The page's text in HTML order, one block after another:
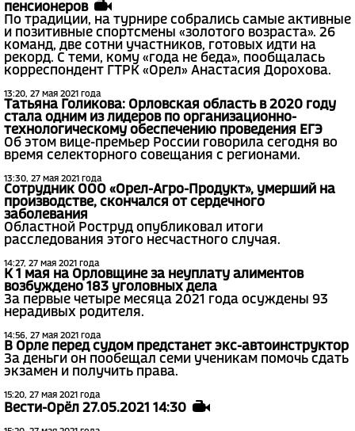
пенсионеров
По традиции, на турнире собрались самые активные
и позитивные спортсмены «золотого возраста». 26
команд, две сотни участников, готовых идти на
рекорд. С теми, кому «года не беда», пообщалась
корреспондент ГТРК «Орел» Анастасия Дорохова.
13:20, 27 мая 2021 года
Татьяна Голикова: Орловская область в 2020 году
стала одним из лидеров по организационно-
технологическому обеспечению проведения ЕГЭ
Об этом вице-премьер России говорила сегодня во
время селекторного совещания с регионами.
13:30, 27 мая 2021 года
Сотрудник ООО «Орел-Агро-Продукт», умерший на
производстве, скончался от сердечного
заболевания
Областной Роструд опубликовал итоги
расследования этого несчастного случая.
14:27, 27 мая 2021 года
К 1 мая на Орловщине за неуплату алиментов
возбуждено 183 уголовных дела
За первые четыре месяца 2021 года осуждены 93
нерадивых родителя.
14:56, 27 мая 2021 года
В Орле перед судом предстанет экс-автоинструктор
За деньги он пообещал семи ученикам помочь сдать
экзамен и получить права.
15:20, 27 мая 2021 года
Вести-Орёл 27.05.2021 14:30